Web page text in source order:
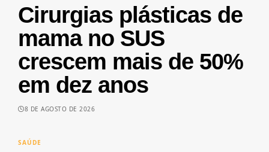
Cirurgias plásticas de
mama no SUS
crescem mais de 50%
em dez anos
8 DE AGOSTO DE 2026
SAÚDE